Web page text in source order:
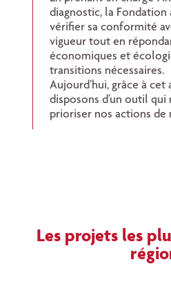
diagnostic, la Fondation
vérifier sa conformité
vigueur tout en
économiques et
transitions nécessaires.
Aujourd’hui, grâce à cet
disposons d’un outil
prioriser nos actions de
Les projets les